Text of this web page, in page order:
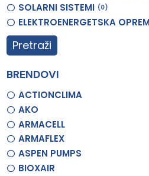
SOLARNI SISTEMI 0
ELEKTROENERGETSKA
Pretraži
BRENDOVI
ACTIONCLIMA
AKO
ARMACELL
ARMAFLEX
ASPEN PUMPS
BIOXAIR